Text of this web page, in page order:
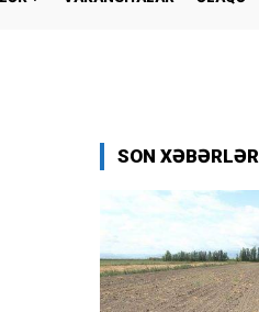
SON XƏBƏRLƏR